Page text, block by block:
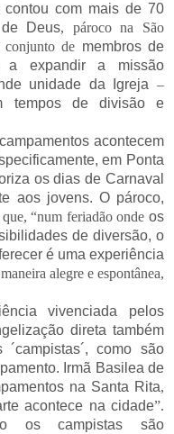
contou com mais de 70
Deus, pároco na São
conjunto de membros de
a expandir a missão
unidade da Igreja –
tempos de divisão e
acontecem
em Ponta
os dias de Carnaval
aos jovens. O pároco,
que, “num feriadão onde os
de diversão, o
é uma experiência
maneira alegre e espontânea,
vivenciada pelos
direta também
como são
Irmã Basilea de
na Santa Rita,
acontece na cidade”.
os campistas são